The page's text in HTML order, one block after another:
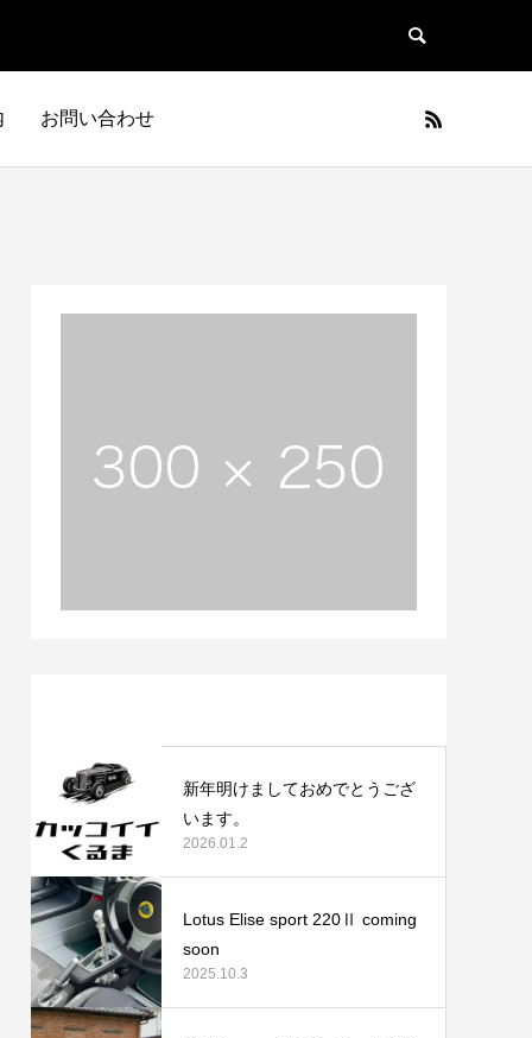
お問い合わせ
日本車 フランス車
新年明けましておめでとうござ
います。
2026.01.2
Lotus Elise sport 220Ⅱ coming
soon
2025.10.3